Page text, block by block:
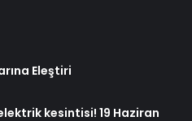
Eleştiri
kesintisi! 19 Haziran